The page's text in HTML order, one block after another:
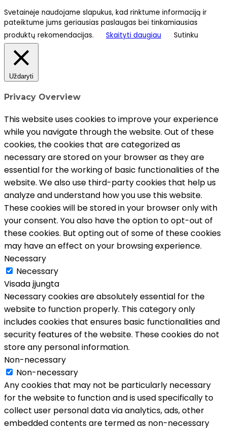
Svetainėje naudojame slapukus, kad rinktume informaciją ir
pateiktume jums geriausias paslaugas bei tinkamiausias
produktų rekomendacijas.
Skaityti daugiau Sutinku
Uždaryti
Privacy Overview
This website uses cookies to improve your experience
while you navigate through the website. Out of these
cookies, the cookies that are categorized as
necessary are stored on your browser as they are
essential for the working of basic functionalities of the
website. We also use third-party cookies that help us
analyze and understand how you use this website.
These cookies will be stored in your browser only with
your consent. You also have the option to opt-out of
these cookies. But opting out of some of these cookies
may have an effect on your browsing experience.
Necessary
Necessary
Visada įjungta
Necessary cookies are absolutely essential for the
website to function properly. This category only
includes cookies that ensures basic functionalities and
security features of the website. These cookies do not
store any personal information.
Non-necessary
Non-necessary
Any cookies that may not be particularly necessary
for the website to function and is used specifically to
collect user personal data via analytics, ads, other
embedded contents are termed as non-necessary